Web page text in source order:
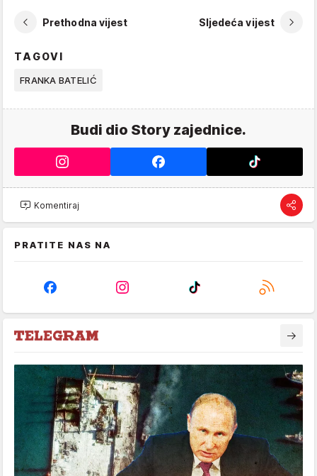
Prethodna vijest Sljedeća vijest
TAGOVI
FRANKA BATELIĆ
Budi dio Story zajednice.
Komentiraj
PRATITE NAS NA